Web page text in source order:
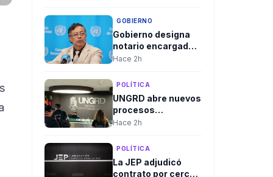
Gobierno Petro
“hace trizas”
acuerdo sobre
seguridad social de
repartidores
GOBIERNO
Gobierno designa
notario encargado
en Soacha tras
titular
Hace 2h
POLÍTICA
UNGRD abre nuevos
procesos
contractuales a un
gobierno y
aumentan los
cuestionamientos
Hace 2h
POLÍTICA
La JEP adjudicó
contrato por cerca